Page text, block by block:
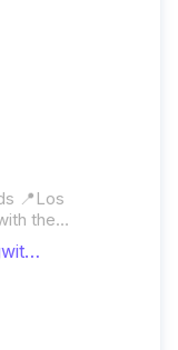
📍Los
the
my book! ⬇️